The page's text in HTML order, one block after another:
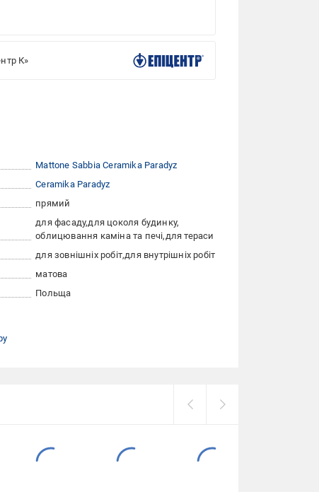
К»
Mattone Sabbia Ceramika Paradyz
Ceramika Paradyz
прямий
для фасаду для цоколя будинку
облицювання каміна та печі для тераси
для зовнішніх робіт для внутрішніх робіт
матова
Польща